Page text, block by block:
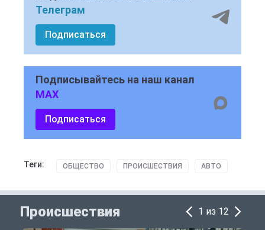
Телеграм
Подписаться
Подписывайтесь на наш канал
MAX
Подписаться
Теги: ОБЩЕСТВО ПРОИСШЕСТВИЯ АВТО
Происшествия 1 из 12